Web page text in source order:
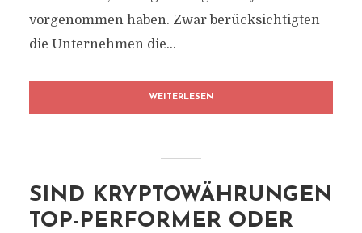
vorgenommen haben. Zwar berücksichtigten
die Unternehmen die...
WEITERLESEN
SIND KRYPTOWÄHRUNGEN
TOP-PERFORMER ODER